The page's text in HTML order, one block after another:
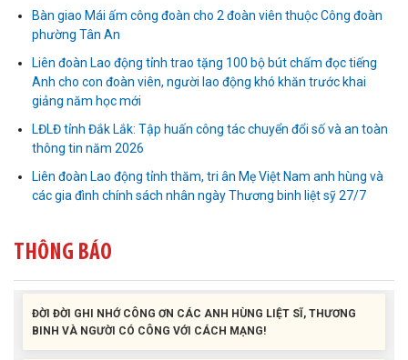
Bàn giao Mái ấm công đoàn cho 2 đoàn viên thuộc Công đoàn
phường Tân An
Liên đoàn Lao động tỉnh trao tặng 100 bộ bút chấm đọc tiếng
Anh cho con đoàn viên, người lao động khó khăn trước khai
giảng năm học mới
LĐLĐ tỉnh Đắk Lắk: Tập huấn công tác chuyển đổi số và an toàn
thông tin năm 2026
Liên đoàn Lao động tỉnh thăm, tri ân Mẹ Việt Nam anh hùng và
các gia đình chính sách nhân ngày Thương binh liệt sỹ 27/7
THÔNG BÁO
Liên đoàn Lao động tỉnh tổ chức trao kinh phí hỗ trợ xây dựng nhà
Mái ấm Công đoàn cho đoàn viên công đoàn có hoàn cảnh...
Bàn giao Mái ấm công đoàn cho 2 đoàn viên thuộc Công đoàn
ĐỜI ĐỜI GHI NHỚ CÔNG ƠN CÁC ANH HÙNG LIỆT SĨ, THƯƠNG